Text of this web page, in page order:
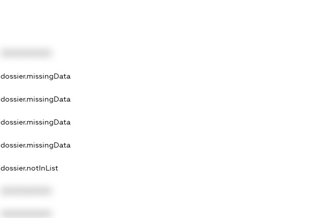
dossier.missingData
dossier.missingData
dossier.missingData
dossier.missingData
dossier.notInList